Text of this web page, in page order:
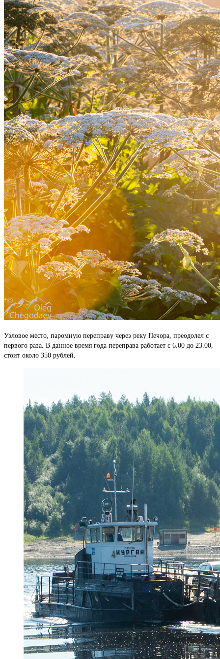
Узловое место, паромную переправу через реку Печора, преодолел с
первого раза. В данное время года переправа работает с 6.00 до 23.00,
стоит около 350 рублей.